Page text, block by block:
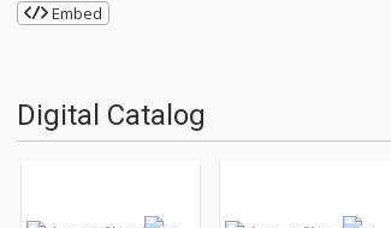
Embed
Digital Catalog